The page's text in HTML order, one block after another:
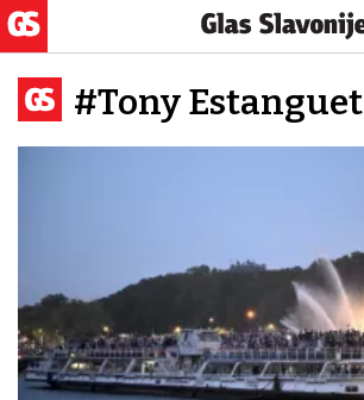
#Tony Estanguet